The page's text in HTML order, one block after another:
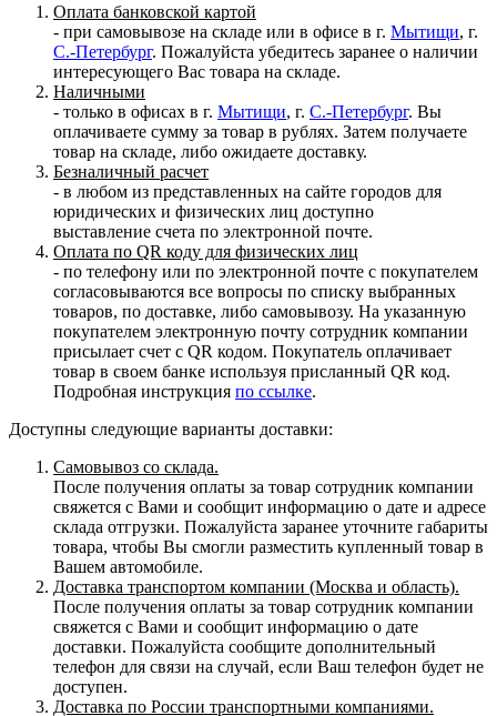
Оплата банковской картой
- при самовывозе на складе или в офисе в г. Мытищи, г.
С.-Петербург. Пожалуйста убедитесь заранее о наличии
интересующего Вас товара на складе.
Наличными
- только в офисах в г. Мытищи, г. С.-Петербург. Вы
оплачиваете сумму за товар в рублях. Затем получаете
товар на складе, либо ожидаете доставку.
Безналичный расчет
- в любом из представленных на сайте городов для
юридических и физических лиц доступно
выставление счета по электронной почте.
Оплата по QR коду для физических лиц
- по телефону или по электронной почте с покупателем
согласовываются все вопросы по списку выбранных
товаров, по доставке, либо самовывозу. На указанную
покупателем электронную почту сотрудник компании
присылает счет с QR кодом. Покупатель оплачивает
товар в своем банке используя присланный QR код.
Подробная инструкция по ссылке.
Доступны следующие варианты доставки:
Самовывоз со склада.
После получения оплаты за товар сотрудник компании
свяжется с Вами и сообщит информацию о дате и адресе
склада отгрузки. Пожалуйста заранее уточните габариты
товара, чтобы Вы смогли разместить купленный товар в
Вашем автомобиле.
Доставка транспортом компании (Москва и область).
После получения оплаты за товар сотрудник компании
свяжется с Вами и сообщит информацию о дате
доставки. Пожалуйста сообщите дополнительный
телефон для связи на случай, если Ваш телефон будет не
доступен.
Доставка по России транспортными компаниями.